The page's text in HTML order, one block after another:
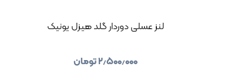
لنز عسلی دوردار گلد هیزل یونیک
۲٫۵۰۰٫۰۰۰تومان